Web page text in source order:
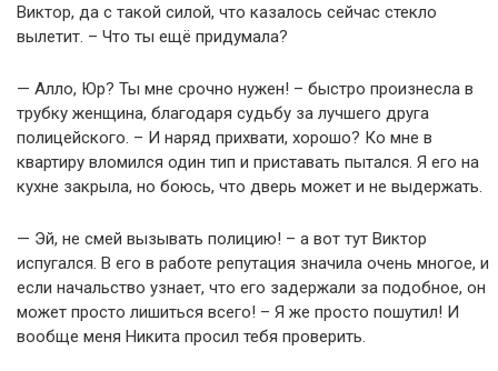
Виктор, да с такой силой, что казалось сейчас стекло
вылетит. – Что ты ещё придумала?
— Алло, Юр? Ты мне срочно нужен! – быстро произнесла в
трубку женщина, благодаря судьбу за лучшего друга
полицейского. – И наряд прихвати, хорошо? Ко мне в
квартиру вломился один тип и приставать пытался. Я его на
кухне закрыла, но боюсь, что дверь может и не выдержать.
— Эй, не смей вызывать полицию! – а вот тут Виктор
испугался. В его в работе репутация значила очень многое, и
если начальство узнает, что его задержали за подобное, он
может просто лишиться всего! – Я же просто пошутил! И
вообще меня Никита просил тебя проверить.